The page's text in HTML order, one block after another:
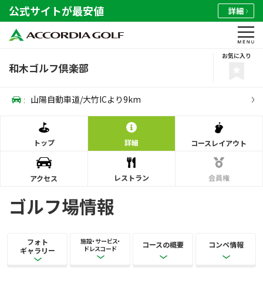
公式サイトが最安値 詳細
和木ゴルフ倶楽部
お気に入り
: 山陽自動車道/大竹ICより9km
トップ 詳細 コースレイアウト
アクセス レストラン 会員権
ゴルフ場情報
フォト
ギャラリー
施設・サービス・
ドレスコード
コースの概要 コンペ情報